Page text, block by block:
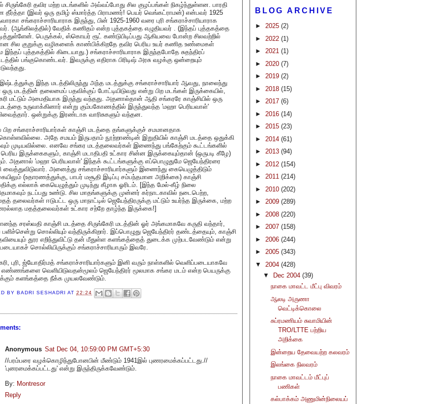
சிருங்கேரி தவிர மற்ற மடங்களில் அவ்வப்போது சில குழப்பங்கள் நிகழ்ந்துள்ளன. பாரதி
தீர்த்தா (இவர் ஒரு தமிழ் ஸ்மார்த்த பிராமணர்! பெயர் வெங்கட்ராமன்) என்பவர் 1925
சங்கராச்சாரியாராக இருந்து, பின் 1925-1960 வரை புரி சங்கராச்சாரியாராக
(ஆங்கிலத்தில்) வேதிக் கணிதம் என்ற புத்தகத்தை எழுதியவர் . (இந்தப் புத்தகத்தை
பெருக்கல், ஸ்கொயர் ரூட் கண்டுபிடிப்பது ஆகியவை போன்ற சிலவற்றில்
சில குறுக்கு வழிகளைக் காண்பிக்கிறதே தவிர பெரிய உயர் கணித உண்மைகள்
இந்தப் புத்தகத்தில் கிடையாது.) சங்கராச்சாரியாராக இருந்தபோதே சுதந்திரப்
பங்குகொண்டவர். இவருக்கு எதிராக பிரிடிஷ் அரசு வழக்கு ஒன்றையும்
இந்த மடத்திலிருந்து அந்த மடத்துக்கு சங்கராச்சாரியார் ஆவது, நாலைந்து
மடத்தின் தலைமைப் பதவிக்குப் போட்டியிடுவது என்று பிற மடங்கள் இருக்கையில்,
மட்டும் அமைதியாக இருந்து வந்தது. அதனால்தான் ஆதி சங்கரரே காஞ்சியில் ஒரு
மடத்தை உருவாக்கினார் என்று கும்பகோணத்தில் இருந்துவந்த 'மஹா பெரியவாள்'
ஒன்றுக்கு இரண்டாக வாரிசுகளும் வந்தன.
சங்கராச்சாரியார்கள் காஞ்சி மடத்தை தங்களுக்குச் சமமானதாக
அதே சமயம் இருபதாம் நூற்றாண்டின் இறுதியில் காஞ்சி மடத்தை ஒதுக்கி
முடியவில்லை. எனவே சங்கர மடத்தலைவர்கள் இணைந்து பங்கேற்கும் கூட்டங்களில்
இருக்கைகளும், காஞ்சி மடாதிபதி உட்கார சின்ன இருக்கையும்தான் (ஒருபடி கீழே)
அதனால் 'மஹா பெரியவாள்' இந்தக் கூட்டங்களுக்கு எப்பொழுதுமே ஜெயேந்திரரை
வைத்துவிடுவார். அனைத்து சங்கராச்சாரியார்களும் இணைந்து கையெழுத்திடும்
(உதாரணத்துக்கு, பாபர் மசூதி இடிப்பு சம்பந்தமான அறிக்கை) காஞ்சி
எல்லாக் கையெழுத்தும் முடிந்து கீழாக ஓரிடம். [இந்த மேல்-கீழ் நிலை
நடப்பது உண்டு. சில மாதங்களுக்கு முன்னர் கர்நாடகாவில் நடைபெற்ற,
தலைவர்கள் ஈடுபட்ட ஒரு மாநாட்டில் ஜெயேந்திரருக்கு மட்டும் உயர்ந்த இருக்கை, மற்ற
மதத்தலைவர்கள் உட்கார சற்றே தாழ்ந்த இருக்கை!]
சரஸ்வதி காஞ்சி மடத்தை சிருங்கேரி மடத்தின் ஓர் அங்கமாகவே கருதி வந்தார்,
சொல்லியும் வந்திருக்கிறார். இப்பொழுது ஜெயேந்திரர் தண்டத்தையும், காஞ்சி
தூர எறிந்துவிட்டு தன் மீதுள்ள களங்கத்தைத் துடைக்க முற்படவேண்டும் என்று
சொல்லியிருக்கும் சங்கராச்சாரியாரும் இவரே.
புரி, ஜ்யோதிர்மத் சங்கராச்சாரியார்களும் இனி வரும் நாள்களில் வெளிப்படையாகவே
வெளியிடுவதன்மூலம் ஜெயேந்திரர் மூலமாக சங்கர மடம் என்ற பெயருக்கு
களங்கத்தை நீக்க முயலவேண்டும்.
BY BADRI SESHADRI AT22:24
Anonymous Sat Dec 04, 10:59:00 PM GMT+5:30
//பரம்பரை வழக்கொழிந்துபோனபின் மீண்டும் 1941இல் புணரமைக்கப்பட்டது.//
'புனரமைக்கப்பட்டது' என்று இருந்திருக்கவேண்டும்.
By: Montresor
Reply
BLOG ARCHIVE
► 2025 (2)
► 2022 (1)
► 2021 (1)
► 2020 (7)
► 2019 (2)
► 2018 (15)
► 2017 (6)
► 2016 (14)
► 2015 (23)
► 2014 (61)
► 2013 (94)
► 2012 (154)
► 2011 (214)
► 2010 (202)
► 2009 (289)
► 2008 (220)
► 2007 (158)
► 2006 (244)
► 2005 (343)
▼ 2004 (428)
▼
Dec 2004 (39)
நாகை மாவட்ட மீட்பு விவரம்
ஆலடி அருணா
வெட்டிக்கொலை
சுப்ரமணியம் சுவாமியின்
TRO/LTTE பற்றிய
அறிக்கை
இன்றைய தேவையற்ற கலவரம்
இலங்கை நிலவரம்
நாகை மாவட்டம் மீட்புப்
பணிகள்
கல்பாக்கம் அணுமின்நிலையப்